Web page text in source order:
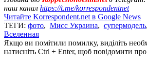
наш канал https://t.me/korrespondentnet
Читайте Korrespondent.net в Google News
ТЕГИ: фото, Мисс Украина, супермодель
Вселенная
Якщо ви помітили помилку, виділіть
натисніть Ctrl + Enter, щоб повідомити